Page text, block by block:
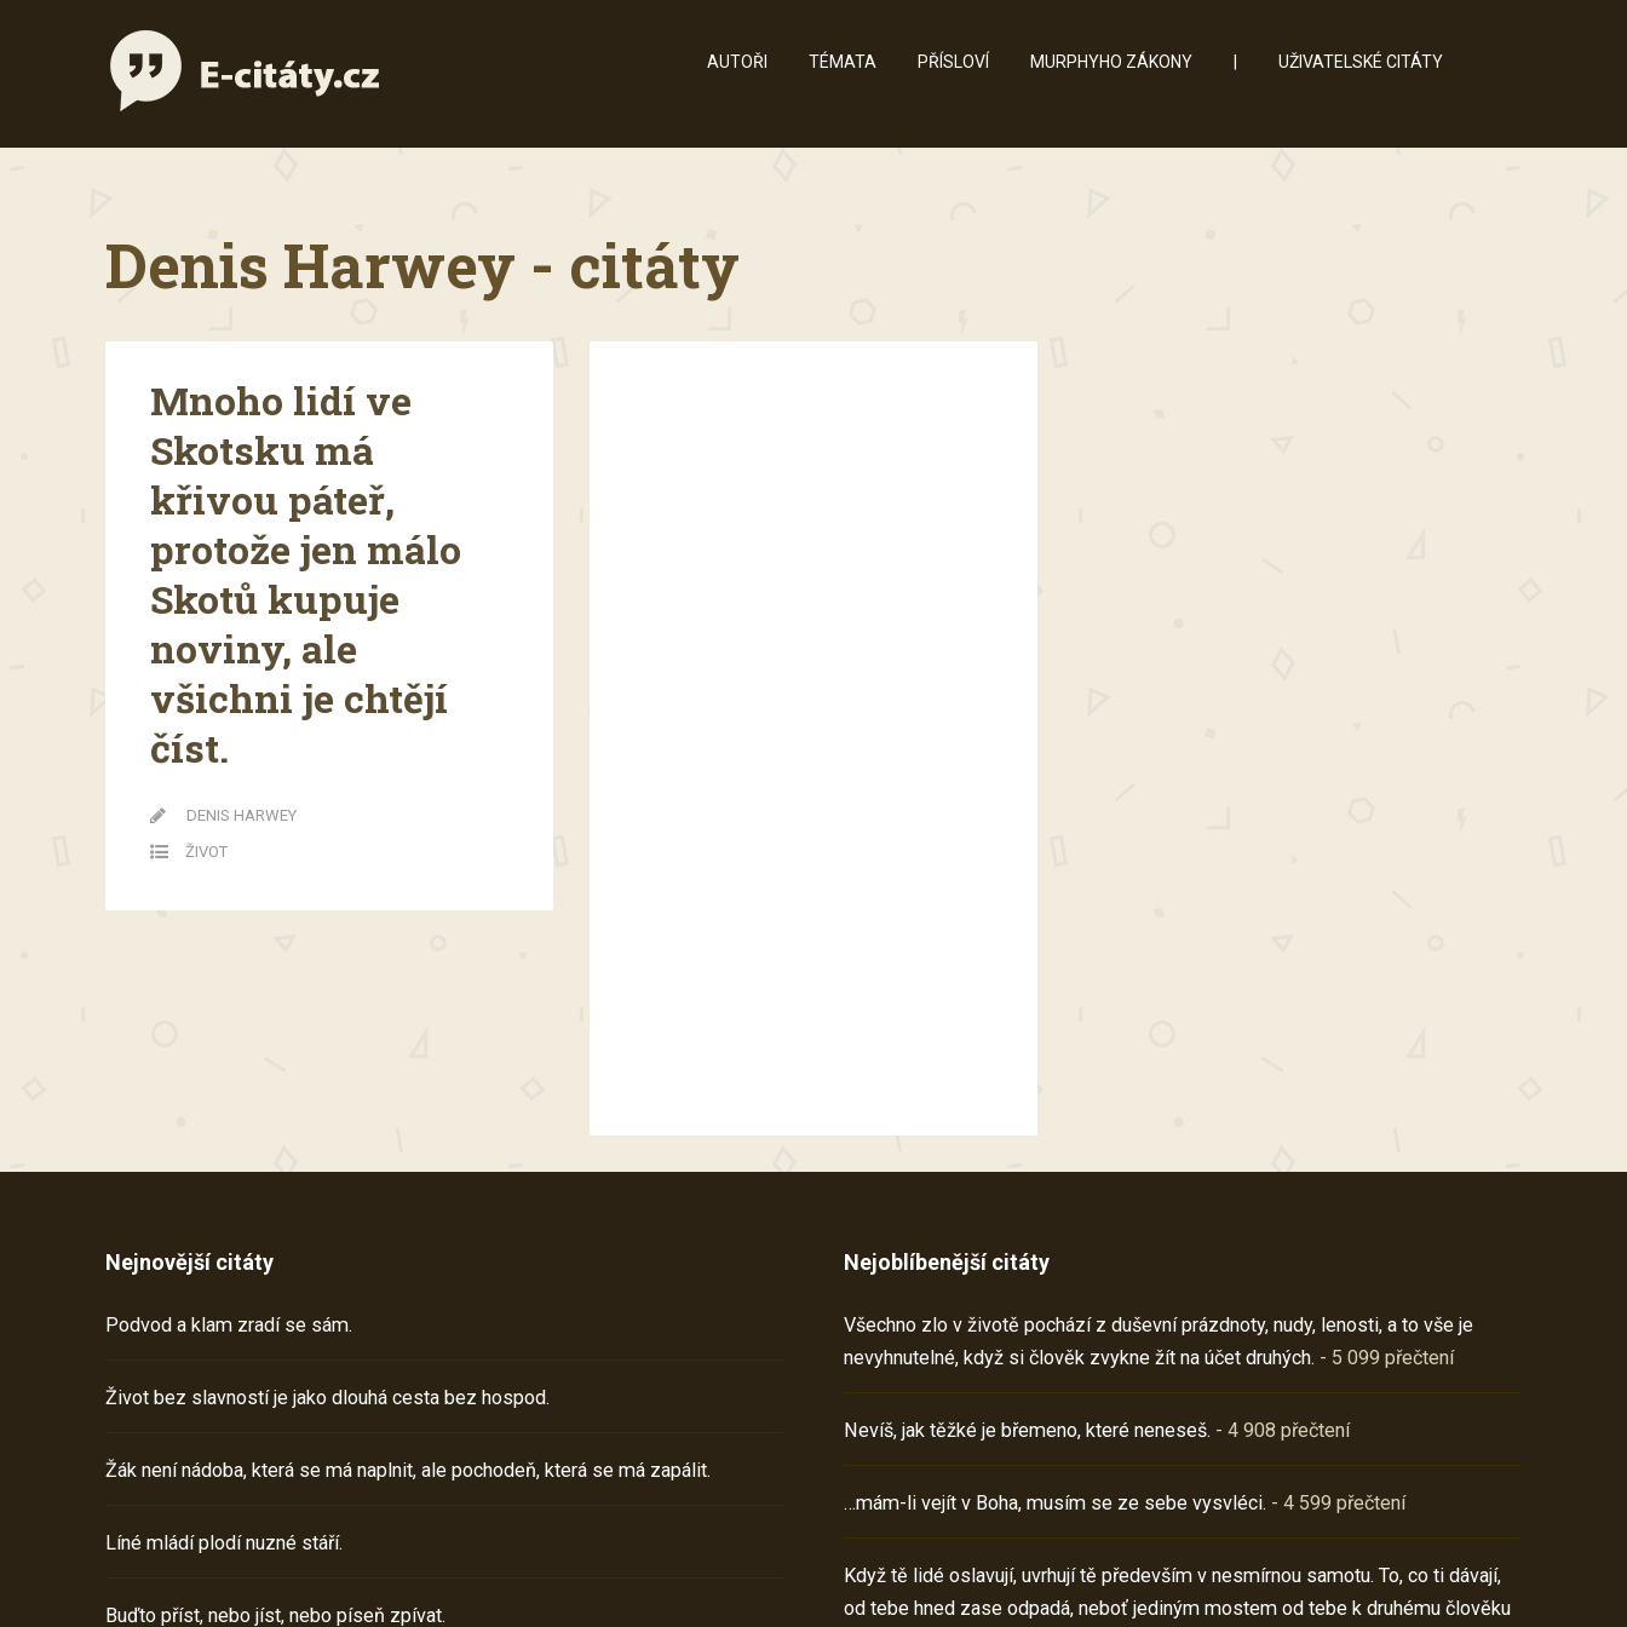
AUTOŘI TÉMATA PŘÍSLOVÍ MURPHYHO ZÁKONY UŽIVATELSKÉ CITÁTY
Denis Harwey - citáty
Mnoho lidí ve
Skotsku má
křivou páteř,
protože jen málo
Skotů kupuje
noviny, ale
všichni je chtějí
číst.
DENIS HARWEY
ŽIVOT
Nejnovější citáty
Podvod a klam zradí se sám.
Život bez slavností je jako dlouhá cesta bez hospod.
Žák není nádoba, která se má naplnit, ale pochodeň, která se má zapálit.
Líné mládí plodí nuzné stáří.
Buďto příst, nebo jíst, nebo píseň zpívat.
Nejoblíbenější citáty
Všechno zlo v životě pochází z duševní prázdnoty, nudy, lenosti, a to vše je
nevyhnutelné, když si člověk zvykne žít na účet druhých. - 5 099 přečtení
Nevíš, jak těžké je břemeno, které neneseš. - 4 908 přečtení
…mám-li vejít v Boha, musím se ze sebe vysvléci. - 4 599 přečtení
Když tě lidé oslavují, uvrhují tě především v nesmírnou samotu. To, co ti dávají,
od tebe hned zase odpadá, neboť jediným mostem od tebe k druhému člověku